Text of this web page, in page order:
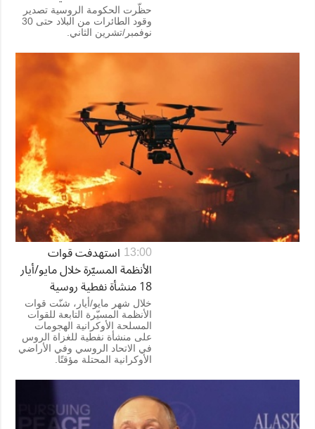
حظّرت الحكومة الروسية تصدير
وقود الطائرات من البلاد حتى 30
نوفمبر/تشرين الثاني.
13:00 استهدفت قوات
الأنظمة المسيّرة خلال مايو/أيار
18 منشأة نفطية روسية
خلال شهر مايو/أيار، شنّت قوات
الأنظمة المسيّرة التابعة للقوات
المسلحة الأوكرانية الهجومات
على منشأة نفطية للغزاة الروس
في الاتحاد الروسي وفي الأراضي
الأوكرانية المحتلة مؤقتًا.